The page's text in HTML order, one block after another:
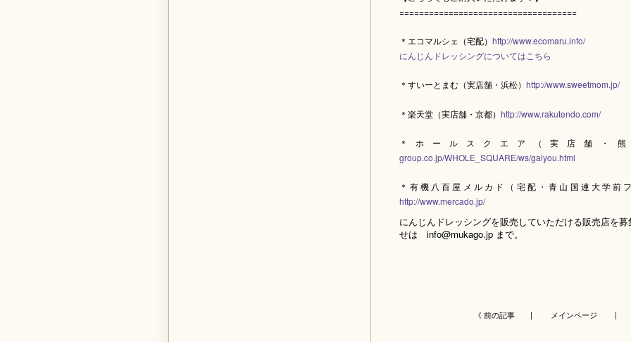
====================================
＊エコマルシェ（宅配） http://www.ecomaru.info/
にんじんドレッシングについてはこちら
＊すいーとまむ（実店舗・浜松） http://www.sweetmom.jp/
＊楽天堂（実店舗・京都） http://www.rakutendo.com/
＊ホールスクエア（実店舗・
group.co.jp/WHOLE_SQUARE/ws/gaiyou.html
＊有機八百屋メルカド（宅配・青山国連大学前
http://www.mercado.jp/
にんじんドレッシングを販売していただける販売店を
せは info@mukago.jpまで。
《 前の記事 | メインページ |